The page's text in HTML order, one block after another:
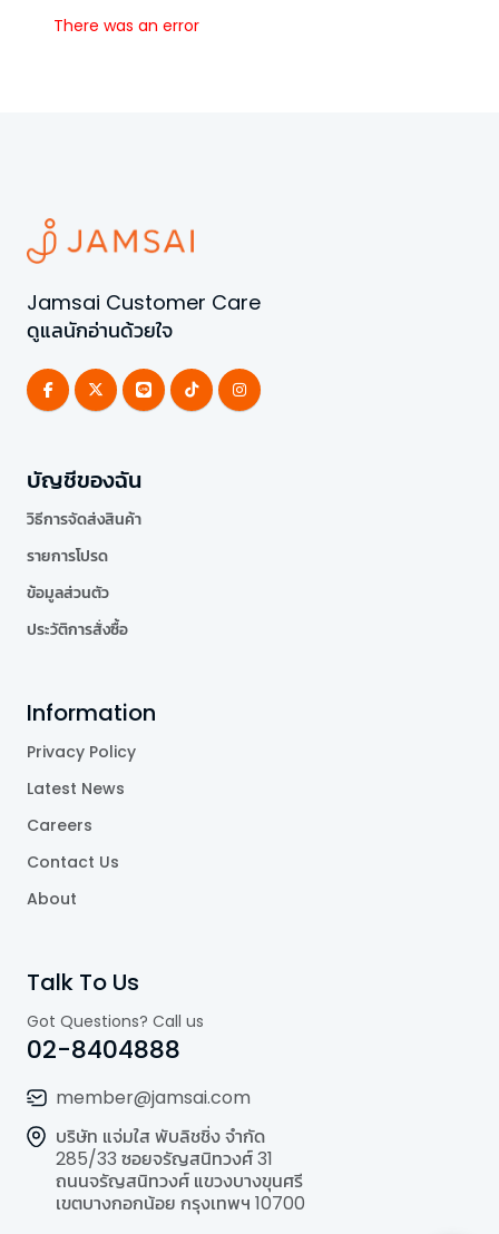
There was an error
Jamsai Customer Care
ดูแลนักอ่านด้วยใจ
บัญชีของฉัน
วิธีการจัดส่งสินค้า
รายการโปรด
ข้อมูลส่วนตัว
ประวัติการสั่งซื้อ
Information
Privacy Policy
Latest News
Careers
Contact Us
About
Talk To Us
Got Questions? Call us
02-8404888
member@jamsai.com
บริษัท แจ่มใส พับลิชชิ่ง จำกัด
285/33 ซอยจรัญสนิทวงศ์ 31
ถนนจรัญสนิทวงศ์ แขวงบางขุนศรี
เขตบางกอกน้อย กรุงเทพฯ 10700